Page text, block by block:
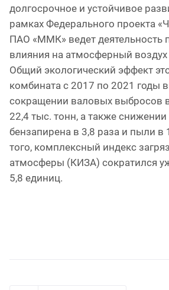
долгосрочное и устойчивое
рамках Федерального проекта
ПАО «ММК» ведет деятельность
влияния на атмосферный воздух
Общий экологический эффект
комбината с 2017 по 2021 годы
сокращении валовых выбросов
22,4 тыс. тонн, а также
бензапирена в 3,8 раза и пыли в
того, комплексный индекс
атмосферы (КИЗА) сократился
5,8 единиц.